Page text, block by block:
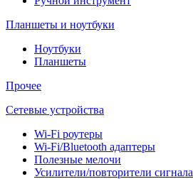
Планшеты и ноутбуки
Ноутбуки
Планшеты
Прочее
Сетевые устройства
Wi-Fi роутеры
Wi-Fi/Bluetooth адаптеры
Полезные мелочи
Усилители/повторители сигнала